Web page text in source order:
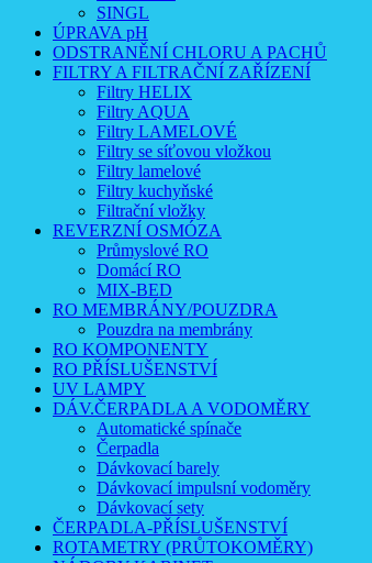
SINGL
ÚPRAVA pH
ODSTRANĚNÍ CHLORU A PACHŮ
FILTRY A FILTRAČNÍ ZAŘÍZENÍ
Filtry HELIX
Filtry AQUA
Filtry LAMELOVÉ
Filtry se síťovou vložkou
Filtry lamelové
Filtry kuchyňské
Filtrační vložky
REVERZNÍ OSMÓZA
Průmyslové RO
Domácí RO
MIX-BED
RO MEMBRÁNY/POUZDRA
Pouzdra na membrány
RO KOMPONENTY
RO PŘÍSLUŠENSTVÍ
UV LAMPY
DÁV.ČERPADLA A VODOMĚRY
Automatické spínače
Čerpadla
Dávkovací barely
Dávkovací impulsní vodoměry
Dávkovací sety
ČERPADLA-PŘÍSLUŠENSTVÍ
ROTAMETRY (PRŮTOKOMĚRY)